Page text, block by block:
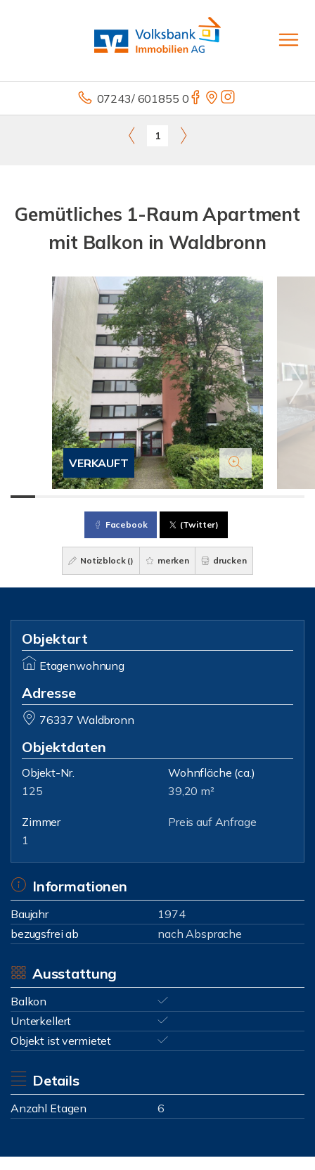
07243/ 601855 0
1
Gemütliches 1-Raum Apartment
mit Balkon in Waldbronn
VERKAUFT
Facebook (Twitter)
Notizblock () merken drucken
Objektart
Etagenwohnung
Adresse
76337 Waldbronn
Objektdaten
Objekt-Nr.
125
Wohnfläche (ca.)
39,20 m²
Zimmer
1
Preis auf Anfrage
Informationen
Baujahr
1974
bezugsfrei ab
nach Absprache
Ausstattung
Balkon
Unterkellert
Objekt ist vermietet
Details
Anzahl Etagen 6